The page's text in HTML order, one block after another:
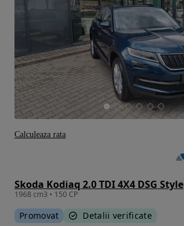
Skoda Kodiaq 2.0 TDI 4X4 DSG Style
1968 cm3 • 150 CP
Promovat Detalii verificate
Calculeaza rata